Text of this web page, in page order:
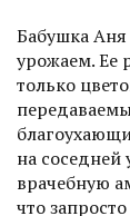
Бабушка Аня
урожаем. Ее
только
на
врачебную
что